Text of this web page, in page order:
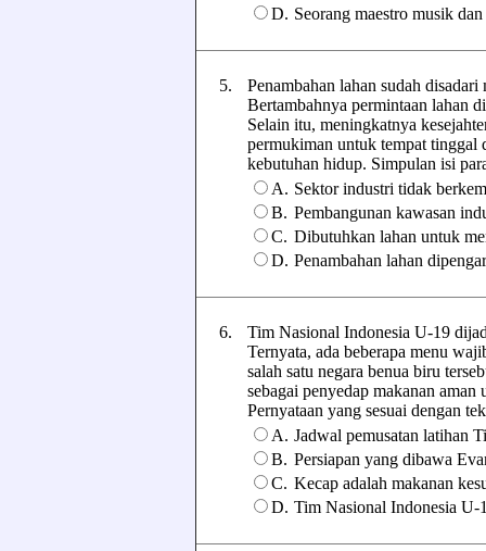
D. Seorang maestro musik
5.
Penambahan lahan sudah
Bertambahnya permintaan lahan
Selain itu, meningkatnya
permukiman untuk tempat tinggal
kebutuhan hidup. Simpulan isi
A. Sektor industri tidak
B. Pembangunan kawasan
C. Dibutuhkan lahan untuk
D. Penambahan lahan
6.
Tim Nasional Indonesia U-19
Ternyata, ada beberapa menu
salah satu negara benua biru
sebagai penyedap makanan
Pernyataan yang sesuai dengan
A. Jadwal pemusatan latihan
B. Persiapan yang dibawa
C. Kecap adalah makanan
D. Tim Nasional Indonesia